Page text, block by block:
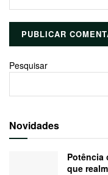
Pesquisar
Novidades
Potência
que